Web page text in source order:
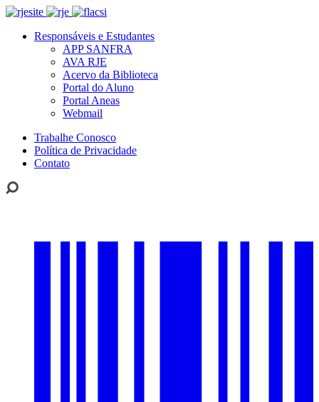
Responsáveis e Estudantes
APP SANFRA
AVA RJE
Acervo da Biblioteca
Portal do Aluno
Portal Aneas
Webmail
Trabalhe Conosco
Política de Privacidade
Contato